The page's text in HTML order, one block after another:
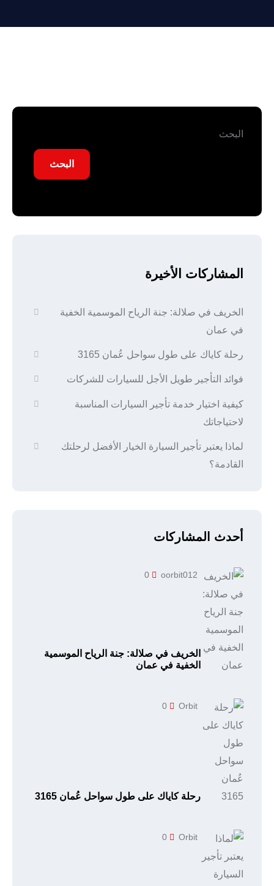
البحث
البحث
المشاركات الأخيرة
الخريف في صلالة: جنة الرياح الموسمية الخفية
في عمان
رحلة كاياك على طول سواحل عُمان 3165
فوائد التأجير طويل الأجل للسيارات للشركات
كيفية اختيار خدمة تأجير السيارات المناسبة
لاحتياجاتك
لماذا يعتبر تأجير السيارة الخيار الأفضل لرحلتك
القادمة؟
أحدث المشاركات
oorbit012
0
الخريف في صلالة: جنة الرياح الموسمية
الخفية في عمان
Orbit
0
رحلة كاياك على طول سواحل عُمان 3165
Orbit
0